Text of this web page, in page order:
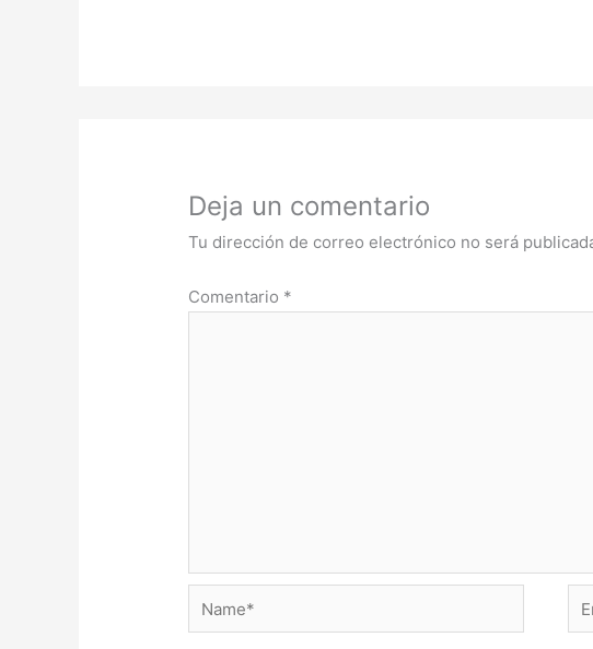
Deja un comentario
Tu dirección de correo electrónico no será
Comentario *
Name*